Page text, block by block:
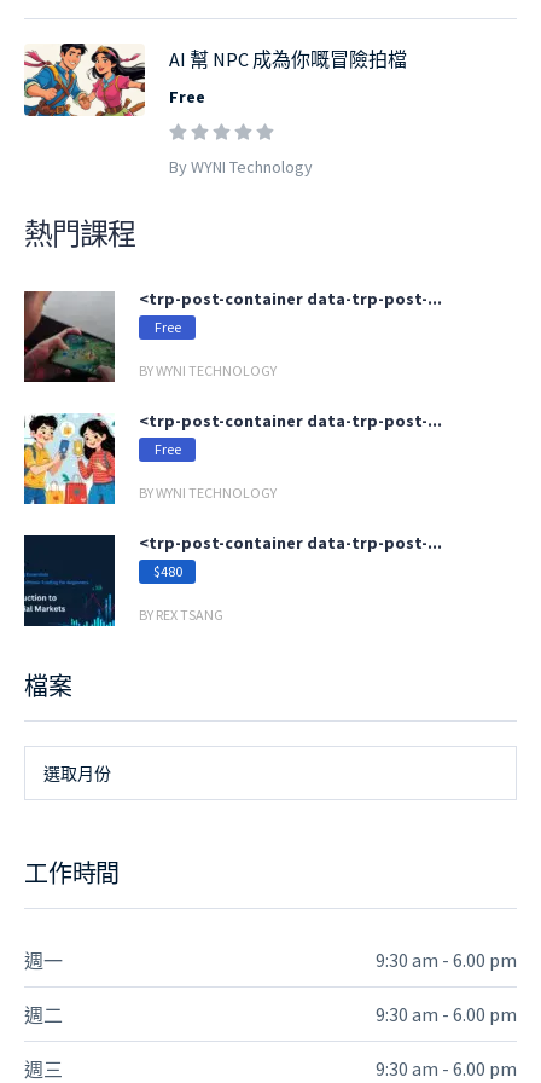
AI 幫 NPC 成為你嘅冒險拍檔
Free
By WYNI Technology
熱門課程
<trp-post-container data-trp-post-...
Free
BY WYNI TECHNOLOGY
<trp-post-container data-trp-post-...
Free
BY WYNI TECHNOLOGY
<trp-post-container data-trp-post-...
$480
BY REX TSANG
檔案
選取月份
工作時間
週一 9:30 am - 6.00 pm
週二 9:30 am - 6.00 pm
週三 9:30 am - 6.00 pm